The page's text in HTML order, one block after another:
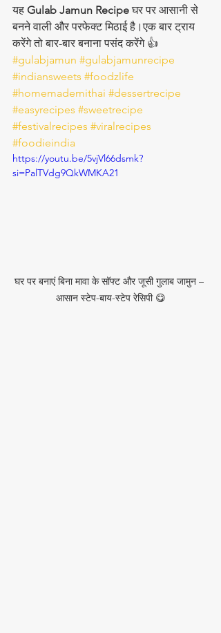
यह Gulab Jamun Recipe घर पर आसानी से
बनने वाली और परफेक्ट मिठाई है।एक बार ट्राय
करेंगे तो बार-बार बनाना पसंद करेंगे 👍
#gulabjamun #gulabjamunrecipe
#indiansweets #foodzlife
#homemademithai #dessertrecipe
#easyrecipes #sweetrecipe
#festivalrecipes #viralrecipes
#foodieindia
https://youtu.be/5vjVl66dsmk?
si=PalTVdg9QkWMKA21
घर पर बनाएं बिना मावा के सॉफ्ट और जूसी गुलाब जामुन –
आसान स्टेप-बाय-स्टेप रेसिपी 😋